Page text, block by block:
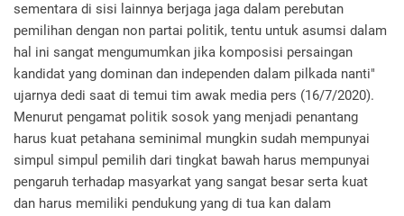
sementara di sisi lainnya berjaga jaga dalam perebutan
pemilihan dengan non partai politik, tentu untuk asumsi dalam
hal ini sangat mengumumkan jika komposisi persaingan
kandidat yang dominan dan independen dalam pilkada nanti"
ujarnya dedi saat di temui tim awak media pers (16/7/2020).
Menurut pengamat politik sosok yang menjadi penantang
harus kuat petahana seminimal mungkin sudah mempunyai
simpul simpul pemilih dari tingkat bawah harus mempunyai
pengaruh terhadap masyarkat yang sangat besar serta kuat
dan harus memiliki pendukung yang di tua kan dalam